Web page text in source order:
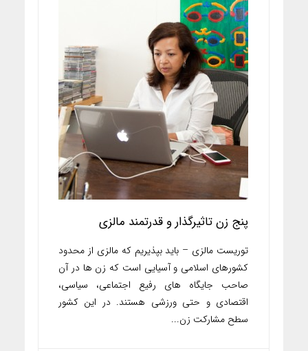
پنج زن تاثیرگذار و قدرتمند مالزی
توریست مالزی – باید بپذیریم که مالزی از محدود
کشورهای اسلامی و آسیایی است که زن ها در آن
صاحب جایگاه های رفیع اجتماعی، سیاسی،
اقتصادی و حتی ورزشی هستند. در این کشور
سطح مشارکت زن...